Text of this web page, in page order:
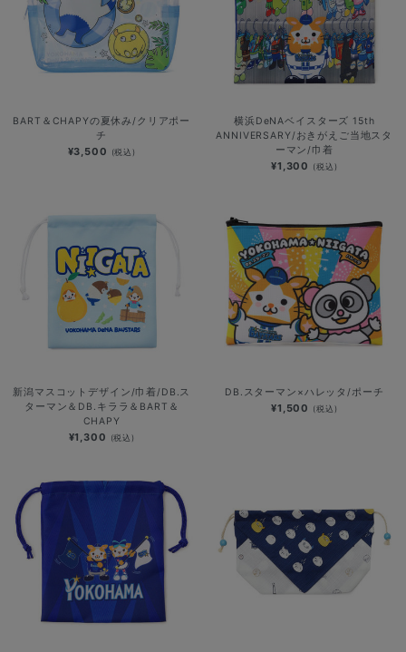
BART＆CHAPYの夏休み/クリアポー
チ
¥3,500 (税込)
横浜DeNAベイスターズ 15th
ANNIVERSARY/おきがえご当地スタ
ーマン/巾着
¥1,300 (税込)
新潟マスコットデザイン/巾着/DB.ス
ターマン＆DB.キララ＆BART＆
CHAPY
¥1,300 (税込)
DB.スターマン×ハレッタ/ポーチ
¥1,500 (税込)